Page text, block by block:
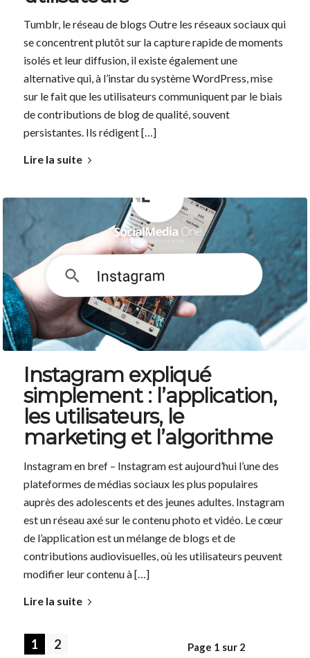
Tumblr, le réseau de blogs Outre les réseaux sociaux qui
se concentrent plutôt sur la capture rapide de moments
isolés et leur diffusion, il existe également une
alternative qui, à l’instar du système WordPress, mise
sur le fait que les utilisateurs communiquent par le biais
de contributions de blog de qualité, souvent
persistantes. Ils rédigent […]
Lire la suite
Instagram expliqué
simplement : l’application,
les utilisateurs, le
marketing et l’algorithme
Instagram en bref – Instagram est aujourd’hui l’une des
plateformes de médias sociaux les plus populaires
auprès des adolescents et des jeunes adultes. Instagram
est un réseau axé sur le contenu photo et vidéo. Le cœur
de l’application est un mélange de blogs et de
contributions audiovisuelles, où les utilisateurs peuvent
modifier leur contenu à […]
Lire la suite
Page 1 sur 2
1 2